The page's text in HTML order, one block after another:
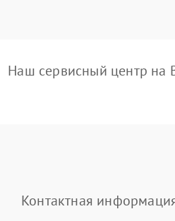
Наш сервисный центр на
Контактная